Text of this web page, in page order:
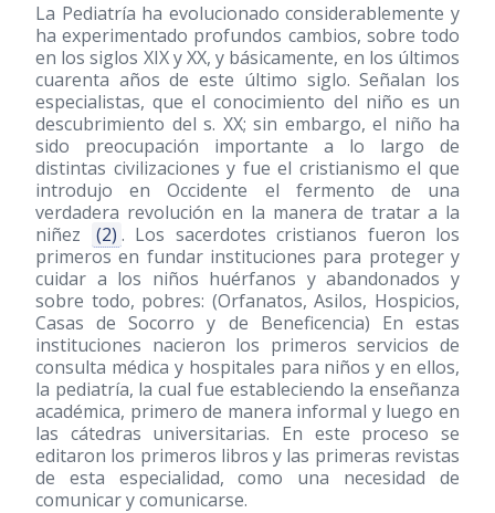
La Pediatría ha evolucionado considerablemente y
ha experimentado profundos cambios, sobre todo
en los siglos XIX y XX, y básicamente, en los últimos
cuarenta años de este último siglo. Señalan los
especialistas, que el conocimiento del niño es un
descubrimiento del s. XX; sin embargo, el niño ha
sido preocupación importante a lo largo de
distintas civilizaciones y fue el cristianismo el que
introdujo en Occidente el fermento de una
verdadera revolución en la manera de tratar a la
niñez
(2) . Los sacerdotes cristianos fueron los
primeros en fundar instituciones para proteger y
cuidar a los niños huérfanos y abandonados y
sobre todo, pobres: (Orfanatos, Asilos, Hospicios,
Casas de Socorro y de Beneficencia) En estas
instituciones nacieron los primeros servicios de
consulta médica y hospitales para niños y en ellos,
la pediatría, la cual fue estableciendo la enseñanza
académica, primero de manera informal y luego en
las cátedras universitarias. En este proceso se
editaron los primeros libros y las primeras revistas
de esta especialidad, como una necesidad de
comunicar y comunicarse.